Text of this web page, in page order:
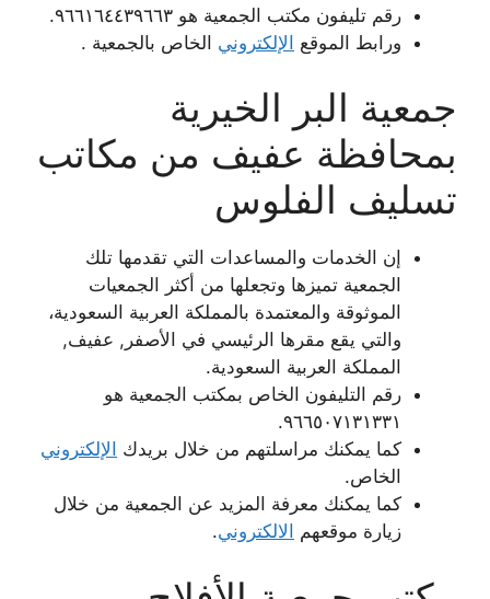
رقم تليفون مكتب الجمعية هو ٩٦٦١٦٤٤٣٩٦٦٣.
ورابط الموقع الإلكتروني الخاص بالجمعية .
جمعية البر الخيرية
بمحافظة عفيف من مكاتب
تسليف الفلوس
إن الخدمات والمساعدات التي تقدمها تلك
الجمعية تميزها وتجعلها من أكثر الجمعيات
الموثوقة والمعتمدة بالمملكة العربية السعودية،
والتي يقع مقرها الرئيسي في الأصفر, عفيف,
المملكة العربية السعودية.
رقم التليفون الخاص بمكتب الجمعية هو
٩٦٦٥٠٧١٣١٣٣١.
كما يمكنك مراسلتهم من خلال بريدك
الإلكتروني
الخاص.
كما يمكنك معرفة المزيد عن الجمعية من خلال
زيارة موقعهم
الالكتروني.